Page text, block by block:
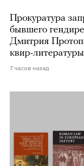
Прокуратура
бывшего
Дмитрия
квир-литературы
7 часов назад